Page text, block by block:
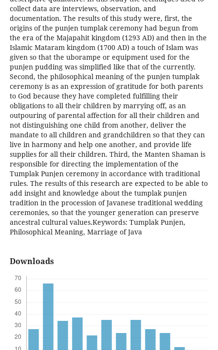
collect data are interviews, observation, and
documentation. The results of this study were, first, the
origins of the punjen tumplak ceremony had begun from
the era of the Majapahit kingdom (1293 AD) and then in the
Islamic Mataram kingdom (1700 AD) a touch of Islam was
given so that the uborampe or equipment used for the
punjen pudding was simplified like that of the currently.
Second, the philosophical meaning of the punjen tumplak
ceremony is as an expression of gratitude for both parents
to God because they have completed fulfilling their
obligations to all their children by marrying off, as an
outpouring of parental affection for all their children and
not distinguishing one child from another, deliver the
mandate to all children and grandchildren so that they can
live in harmony and help one another, and provide life
supplies for all their children. Third, the Manten Shaman is
responsible for directing the implementation of the
Tumplak Punjen ceremony in accordance with traditional
rules. The results of this research are expected to be able to
add insight and knowledge about the tumplak punjen
tradition in the procession of Javanese traditional wedding
ceremonies, so that the younger generation can preserve
ancestral cultural values.Keywords: Tumplak Punjen,
Philosophical Meaning, Marriage of Java
Downloads